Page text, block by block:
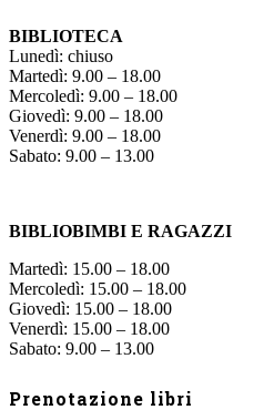
BIBLIOTECA
Lunedì: chiuso
Martedì: 9.00 – 18.00
Mercoledì: 9.00 – 18.00
Giovedì: 9.00 – 18.00
Venerdì: 9.00 – 18.00
Sabato: 9.00 – 13.00
BIBLIOBIMBI E RAGAZZI
Martedì: 15.00 – 18.00
Mercoledì: 15.00 – 18.00
Giovedì: 15.00 – 18.00
Venerdì: 15.00 – 18.00
Sabato: 9.00 – 13.00
Prenotazione libri